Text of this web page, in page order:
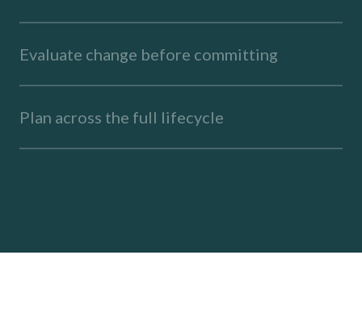
Evaluate change before committing
Plan across the full lifecycle